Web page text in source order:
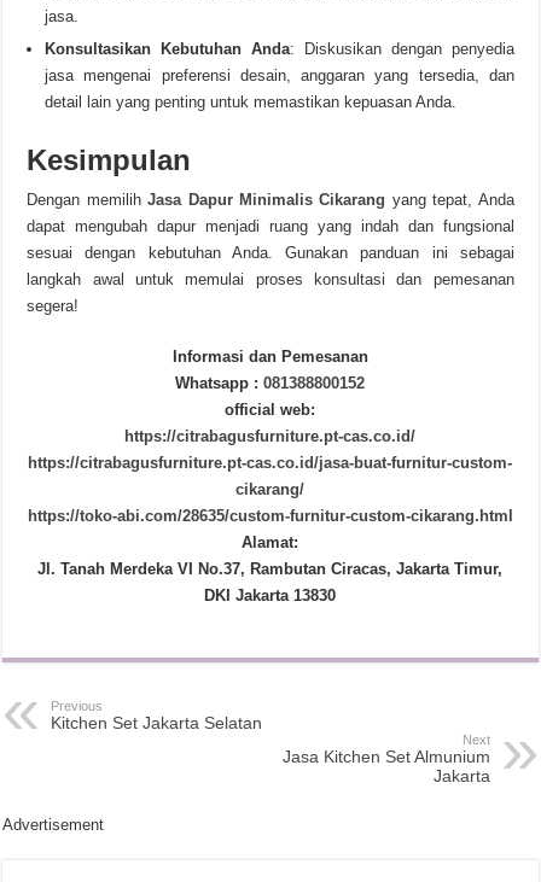
jasa.
Konsultasikan Kebutuhan Anda: Diskusikan dengan penyedia
jasa mengenai preferensi desain, anggaran yang tersedia, dan
detail lain yang penting untuk memastikan kepuasan Anda.
Kesimpulan
Dengan memilihJasa Dapur Minimalis Cikarang yang tepat, Anda
dapat mengubah dapur menjadi ruang yang indah dan fungsional
sesuai dengan kebutuhan Anda. Gunakan panduan ini sebagai
langkah awal untuk memulai proses konsultasi dan pemesanan
segera!
Informasi dan Pemesanan
Whatsapp :081388800152
official web:
https://citrabagusfurniture.pt-cas.co.id/
https://citrabagusfurniture.pt-cas.co.id/jasa-buat-furnitur-custom-
cikarang/
https://toko-abi.com/28635/custom-furnitur-custom-cikarang.html
Alamat:
Jl. Tanah Merdeka VI No.37, Rambutan Ciracas, Jakarta Timur,
DKI Jakarta 13830
Previous
Kitchen Set Jakarta Selatan
Next
Jasa Kitchen Set Almunium
Jakarta
Advertisement